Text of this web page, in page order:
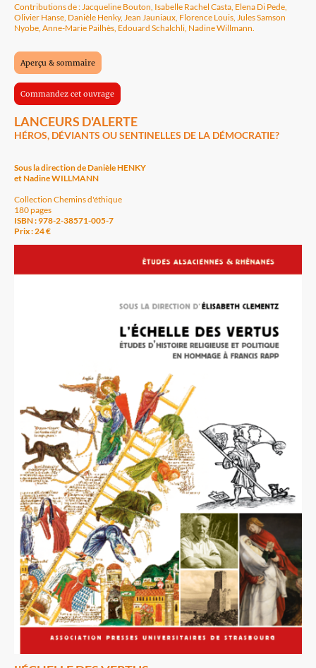
Contributions de : Jacqueline Bouton, Isabelle Rachel Casta, Elena Di Pede,
Olivier Hanse, Danièle Henky, Jean Jauniaux, Florence Louis, Jules Samson
Nyobe, Anne-Marie Pailhès, Edouard Schalchli, Nadine Willmann.
Aperçu & sommaire
Commandez cet ouvrage
LANCEURS D'ALERTE
HÉROS, DÉVIANTS OU SENTINELLES DE LA DÉMOCRATIE?
Sous la direction de Danièle HENKY
et Nadine WILLMANN
Collection Chemins d'éthique
180 pages
ISBN : 978-2-38571-005-7
Prix : 24 €